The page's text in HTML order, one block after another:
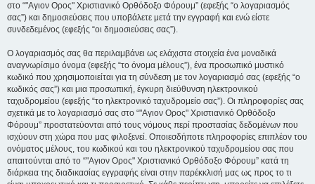
στο “"Αγιον Ορος" Χριστιανικό Ορθόδοξο Φόρουμ” (εφεξής “ο λογαριασμός
σας”) και δημοσιεύσεις που υποβάλετε μετά την εγγραφή και ενώ είστε
συνδεδεμένος (εφεξής “οι δημοσιεύσεις σας”).
Ο λογαριασμός σας θα περιλαμβάνει ως ελάχιστα στοιχεία ένα μοναδικά
αναγνωρίσιμο όνομα (εφεξής “το όνομα μέλους”), ένα προσωπικό μυστικό
κωδικό που χρησιμοποιείται για τη σύνδεση με τον λογαριασμό σας (εφεξής “ο
κωδικός σας”) και μια προσωπική, έγκυρη διεύθυνση ηλεκτρονικού
ταχυδρομείου (εφεξής “το ηλεκτρονικό ταχυδρομείο σας”). Οι πληροφορίες σας
σχετικά με το λογαριασμό σας στο “"Αγιον Ορος" Χριστιανικό Ορθόδοξο
Φόρουμ” προστατεύονται από τους νόμους περί προστασίας δεδομένων που
ισχύουν στη χώρα που μας φιλοξενεί. Οποιεσδήποτε πληροφορίες επιπλέον του
ονόματος μέλους, του κωδικού και του ηλεκτρονικού ταχυδρομείου σας που
απαιτούνται από το “"Αγιον Ορος" Χριστιανικό Ορθόδοξο Φόρουμ” κατά τη
διάρκεια της διαδικασίας εγγραφής είναι στην παρέκκλισή μας ως προς το τι